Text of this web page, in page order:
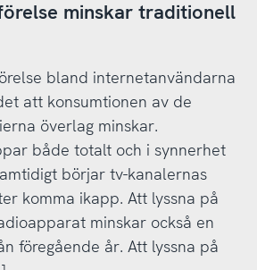
minskar traditionell
bland internetanvändarna
att konsumtionen av de
överlag minskar.
både totalt och i synnerhet
börjar tv-kanalernas
komma ikapp. Att lyssna på
minskar också en
föregående år. Att lyssna på